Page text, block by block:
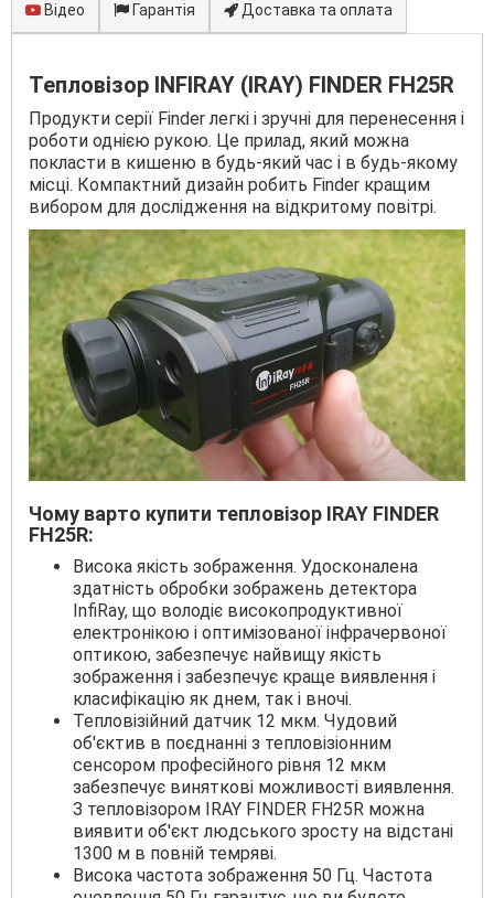
Відео Гарантія Доставка та оплата
Тепловізор INFIRAY (IRAY) FINDER FH25R
Продукти серії Finder легкі і зручні для перенесення і
роботи однією рукою. Це прилад, який можна
покласти в кишеню в будь-який час і в будь-якому
місці. Компактний дизайн робить Finder кращим
вибором для дослідження на відкритому повітрі.
Чому варто купити тепловізор IRAY FINDER
FH25R:
Висока якість зображення. Удосконалена
здатність обробки зображень детектора
InfiRay, що володіє високопродуктивної
електронікою і оптимізованої інфрачервоної
оптикою, забезпечує найвищу якість
зображення і забезпечує краще виявлення і
класифікацію як днем, так і вночі.
Тепловізійний датчик 12 мкм. Чудовий
об'єктив в поєднанні з тепловізіонним
сенсором професійного рівня 12 мкм
забезпечує виняткові можливості виявлення.
З тепловізором IRAY FINDER FH25R можна
виявити об'єкт людського зросту на відстані
1300 м в повній темряві.
Висока частота зображення 50 Гц. Частота